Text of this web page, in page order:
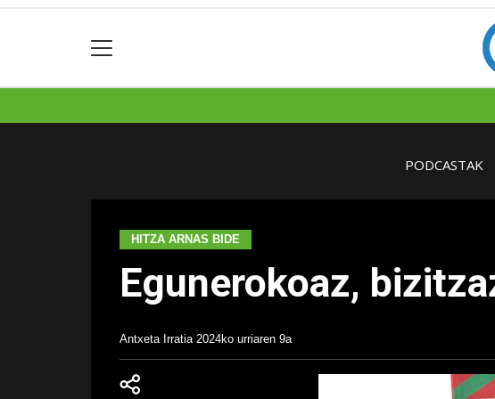
PODCASTAK
HITZA ARNAS BIDE
Egunerokoaz,
Antxeta Irratia 2024ko urriaren 9a